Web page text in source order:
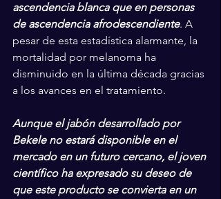
ascendencia blanca que en personas
de ascendencia afrodescendiente. A
pesar de esta estadística alarmante, la
mortalidad por melanoma ha
disminuido en la última década gracias
a los avances en el tratamiento.
Aunque el jabón desarrollado por
Bekele no estará disponible en el
mercado en un futuro cercano, el joven
científico ha expresado su deseo de
que este producto se convierta en un